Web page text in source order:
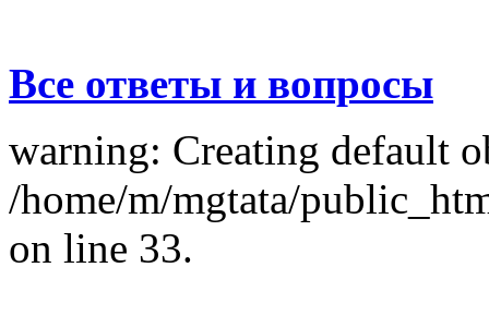
Все ответы и вопросы
warning: Creating default
/home/m/mgtata/
on line 33.